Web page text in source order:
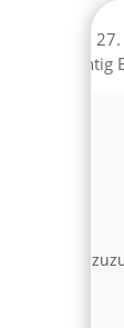
Am
richtig